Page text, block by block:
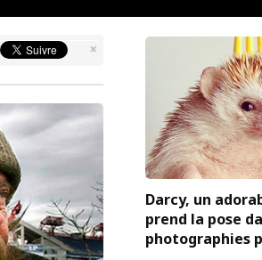
×
Darcy, un
prend la pose
photographies